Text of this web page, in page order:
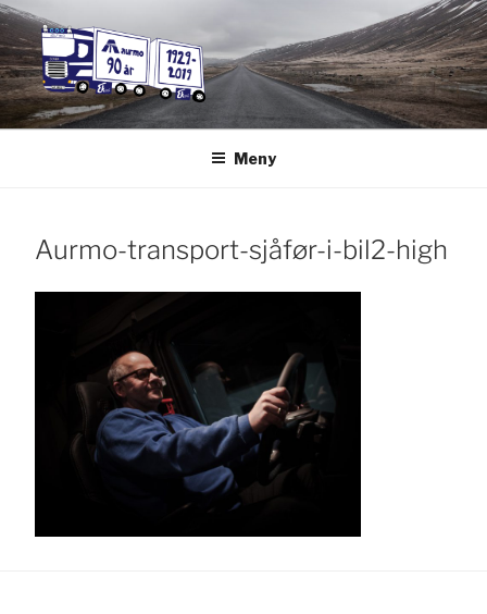
Gå
til
innhold
AURMO
Norsk transportfirma for bedrifter og privatpersoner
Meny
Aurmo-transport-sjåfør-i-bil2-high